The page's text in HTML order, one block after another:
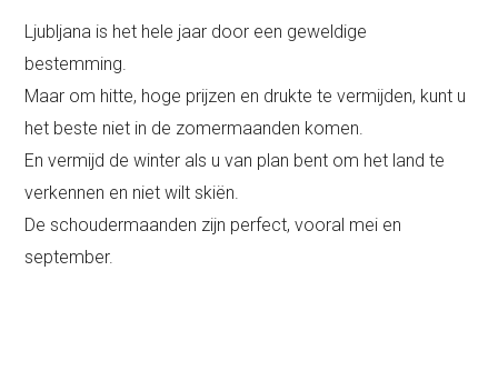
Ljubljana is het hele jaar door een geweldige
bestemming.
Maar om hitte, hoge prijzen en drukte te vermijden, kunt u
het beste niet in de zomermaanden komen.
En vermijd de winter als u van plan bent om het land te
verkennen en niet wilt skiën.
De schoudermaanden zijn perfect, vooral mei en
september.